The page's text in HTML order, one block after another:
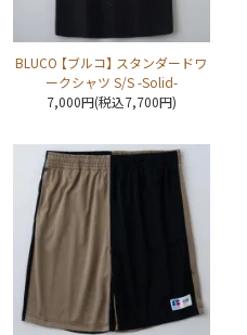
BLUCO 【ブルコ】 スタンダードワ
ークシャツ S/S -Solid-
7,000円(税込7,700円)